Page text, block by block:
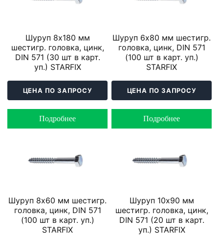
Шуруп 8х180 мм
шестигр. головка, цинк,
DIN 571 (30 шт в карт.
уп.) STARFIX
ЦЕНА ПО ЗАПРОСУ
Подробнее
Шуруп 6х80 мм шестигр.
головка, цинк, DIN 571
(100 шт в карт. уп.)
STARFIX
ЦЕНА ПО ЗАПРОСУ
Подробнее
Шуруп 8х60 мм шестигр.
головка, цинк, DIN 571
(100 шт в карт. уп.)
STARFIX
Шуруп 10х90 мм
шестигр. головка, цинк,
DIN 571 (20 шт в карт.
уп.) STARFIX